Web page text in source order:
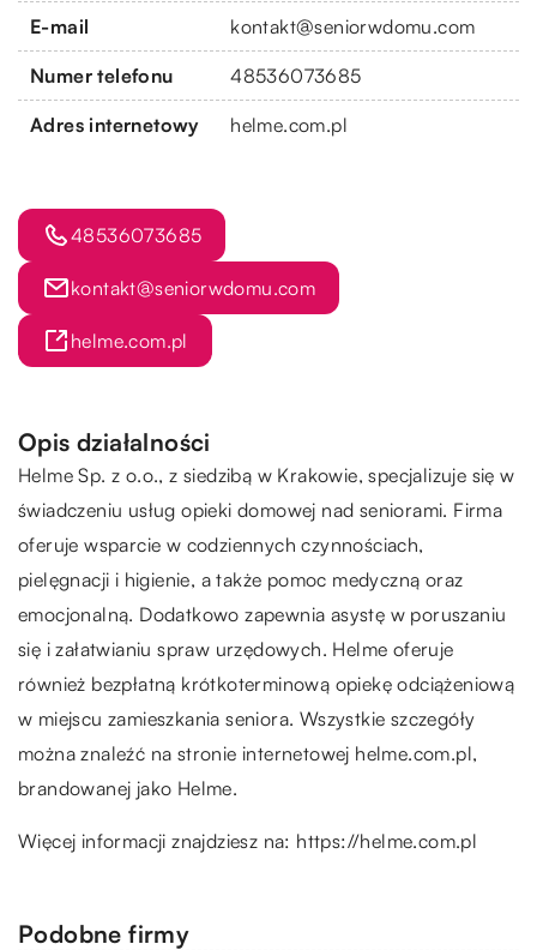
E-mail kontakt@seniorwdomu.com
Numer telefonu 48536073685
Adres internetowy helme.com.pl
48536073685
kontakt@seniorwdomu.com
helme.com.pl
Opis działalności
Helme Sp. z o.o., z siedzibą w Krakowie, specjalizuje się w
świadczeniu usług opieki domowej nad seniorami. Firma
oferuje wsparcie w codziennych czynnościach,
pielęgnacji i higienie, a także pomoc medyczną oraz
emocjonalną. Dodatkowo zapewnia asystę w poruszaniu
się i załatwianiu spraw urzędowych. Helme oferuje
również bezpłatną krótkoterminową opiekę odciążeniową
w miejscu zamieszkania seniora. Wszystkie szczegóły
można znaleźć na stronie internetowej helme.com.pl,
brandowanej jako Helme.
Więcej informacji znajdziesz na: https://helme.com.pl
Podobne firmy